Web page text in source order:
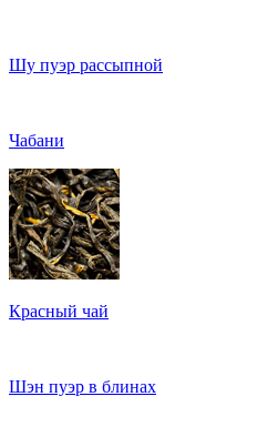
Шу пуэр рассыпной
Чабани
Красный чай
Шэн пуэр в блинах